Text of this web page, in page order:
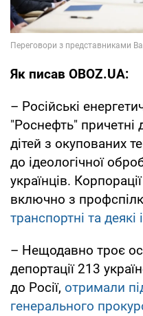
Як писав OBOZ.UA:
– Російські
"Роснефть" причетні
дітей з окупованих
до ідеологічної
українців.
включно з
транспортні та деякі
– Нещодавно троє
депортації 213
до Росії, отримали
генерального